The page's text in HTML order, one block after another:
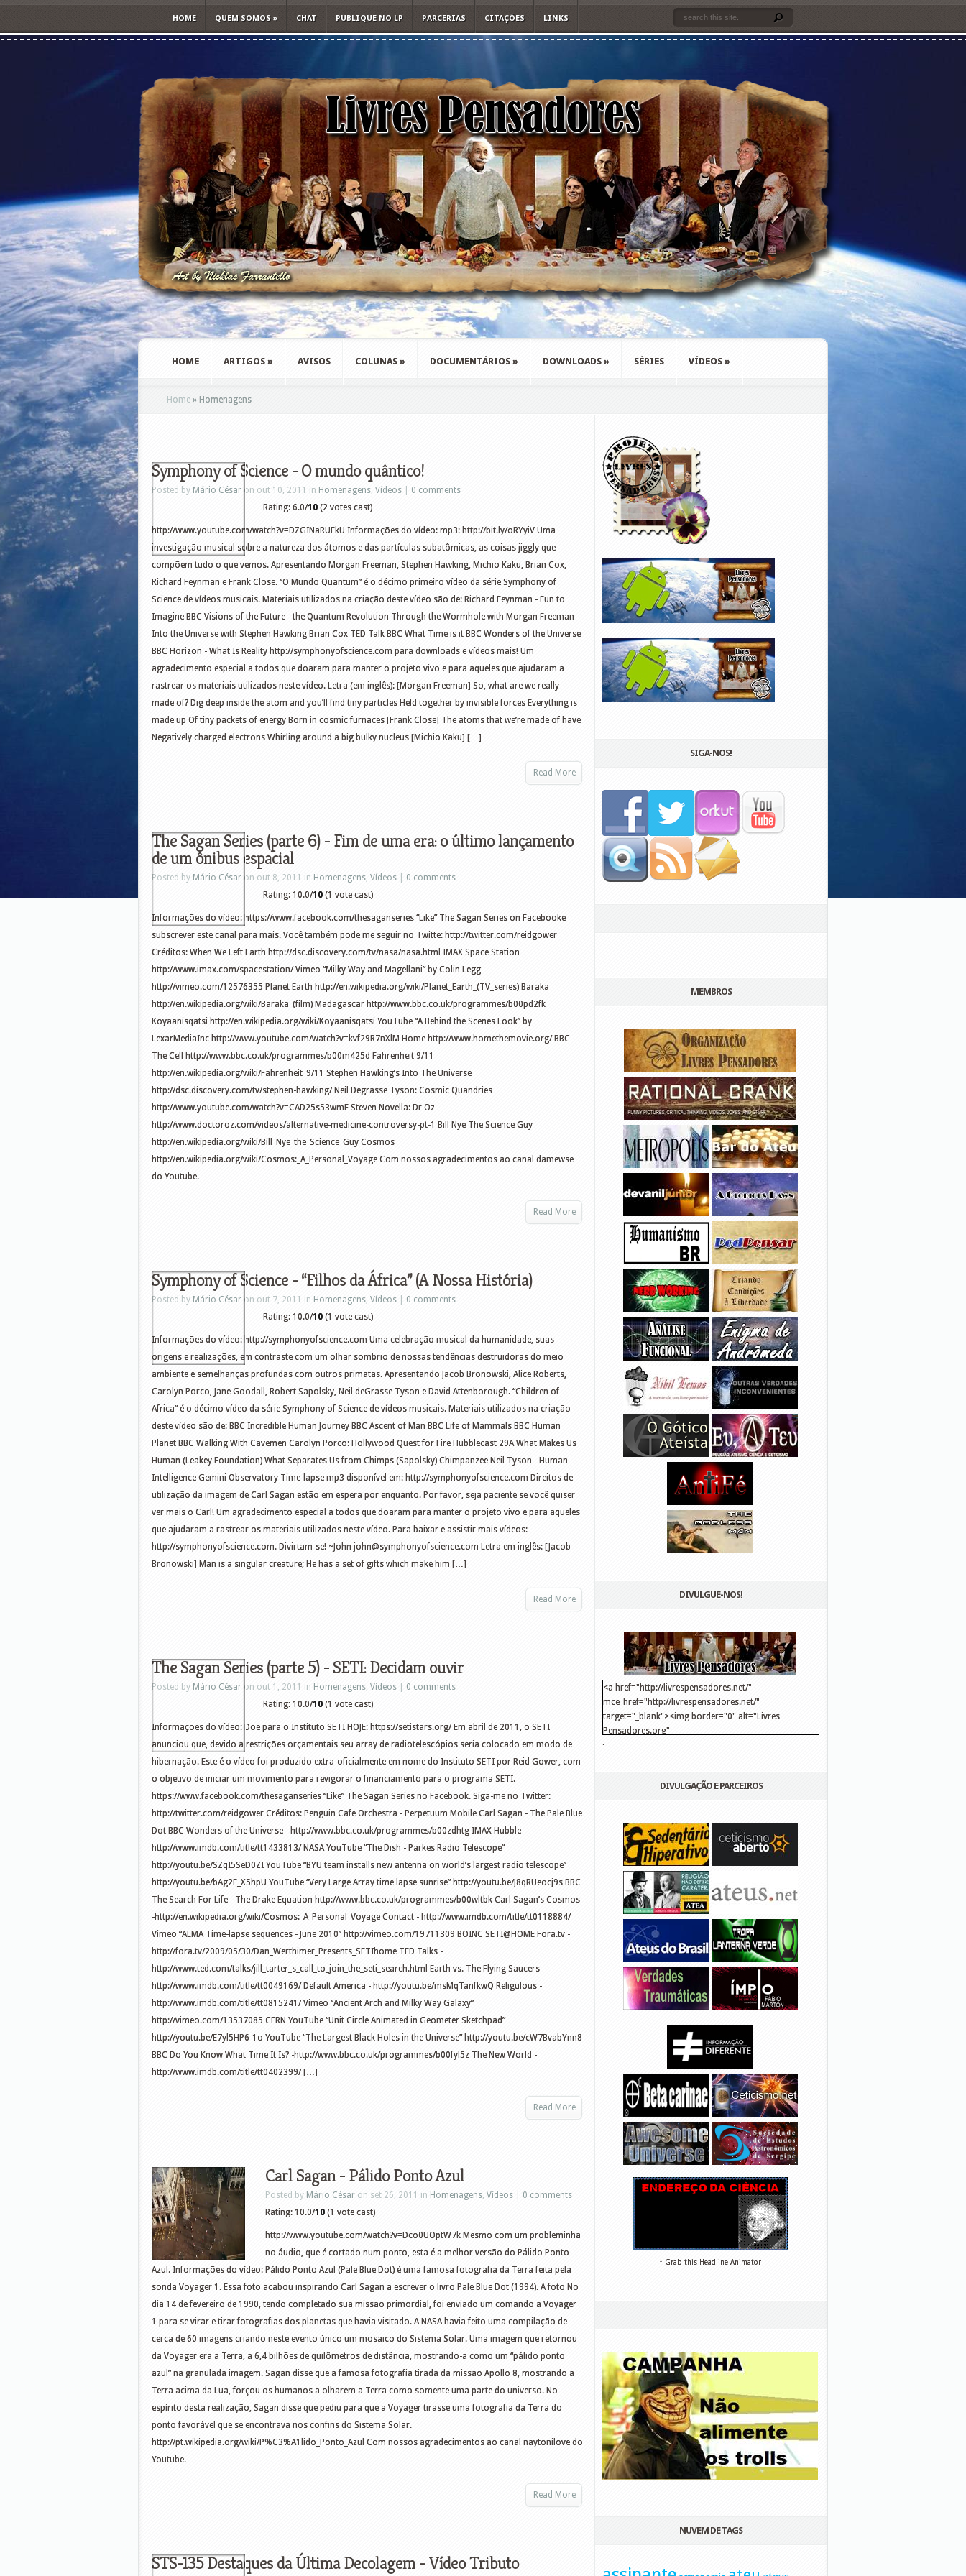
HOME QUEM SOMOS » CHAT PUBLIQUE NO LP PARCERIAS CITAÇÕES LINKS
HOME ARTIGOS » AVISOS COLUNAS » DOCUMENTÁRIOS » DOWNLOADS » SÉRIES VÍDEOS »
Home » Homenagens
Symphony of Science - O mundo quântico!
Posted by Mário César on out 10, 2011 in Homenagens, Vídeos
0 comments
Rating: 6.0/10 (2 votes cast)
http://www.youtube.com/watch?v=DZGINaRUEkU Informações do vídeo: mp3: http://bit.ly/oRYyiV Uma
investigação musical sobre a natureza dos átomos e das partículas subatômicas, as coisas jiggly que
compõem tudo o que vemos. Apresentando Morgan Freeman, Stephen Hawking, Michio Kaku, Brian Cox,
Richard Feynman e Frank Close. “O Mundo Quantum” é o décimo primeiro vídeo da série Symphony of
Science de vídeos musicais. Materiais utilizados na criação deste vídeo são de: Richard Feynman - Fun to
Imagine BBC Visions of the Future - the Quantum Revolution Through the Wormhole with Morgan Freeman
Into the Universe with Stephen Hawking Brian Cox TED Talk BBC What Time is it BBC Wonders of the Universe
BBC Horizon - What Is Reality http://symphonyofscience.com para downloads e vídeos mais! Um
agradecimento especial a todos que doaram para manter o projeto vivo e para aqueles que ajudaram a
rastrear os materiais utilizados neste vídeo. Letra (em inglês): [Morgan Freeman] So, what are we really
made of? Dig deep inside the atom and you’ll find tiny particles Held together by invisible forces Everything is
made up Of tiny packets of energy Born in cosmic furnaces [Frank Close] The atoms that we’re made of have
Negatively charged electrons Whirling around a big bulky nucleus [Michio Kaku] […]
Read More
The Sagan Series (parte 6) - Fim de uma era: o último lançamento
de um ônibus espacial
Posted by Mário César on out 8, 2011 in Homenagens, Vídeos
0 comments
Rating: 10.0/10 (1 vote cast)
Informações do vídeo: https://www.facebook.com/thesaganseries “Like” The Sagan Series on Facebooke
subscrever este canal para mais. Você também pode me seguir no Twitte: http://twitter.com/reidgower
Créditos: When We Left Earth http://dsc.discovery.com/tv/nasa/nasa.html IMAX Space Station
http://www.imax.com/spacestation/ Vimeo “Milky Way and Magellani” by Colin Legg
http://vimeo.com/12576355 Planet Earth http://en.wikipedia.org/wiki/Planet_Earth_(TV_series) Baraka
http://en.wikipedia.org/wiki/Baraka_(film) Madagascar http://www.bbc.co.uk/programmes/b00pd2fk
Koyaanisqatsi http://en.wikipedia.org/wiki/Koyaanisqatsi YouTube “A Behind the Scenes Look” by
LexarMediaInc http://www.youtube.com/watch?v=kvf29R7nXlM Home http://www.homethemovie.org/ BBC
The Cell http://www.bbc.co.uk/programmes/b00m425d Fahrenheit 9/11
http://en.wikipedia.org/wiki/Fahrenheit_9/11 Stephen Hawking’s Into The Universe
http://dsc.discovery.com/tv/stephen-hawking/ Neil Degrasse Tyson: Cosmic Quandries
http://www.youtube.com/watch?v=CAD25s53wmE Steven Novella: Dr Oz
http://www.doctoroz.com/videos/alternative-medicine-controversy-pt-1 Bill Nye The Science Guy
http://en.wikipedia.org/wiki/Bill_Nye_the_Science_Guy Cosmos
http://en.wikipedia.org/wiki/Cosmos:_A_Personal_Voyage Com nossos agradecimentos ao canal damewse
do Youtube.
Read More
Symphony of Science - “Filhos da África” (A Nossa História)
Posted by Mário César on out 7, 2011 in Homenagens, Vídeos
0 comments
Rating: 10.0/10 (1 vote cast)
Informações do vídeo: http://symphonyofscience.com Uma celebração musical da humanidade, suas
origens e realizações, em contraste com um olhar sombrio de nossas tendências destruidoras do meio
ambiente e semelhanças profundas com outros primatas. Apresentando Jacob Bronowski, Alice Roberts,
Carolyn Porco, Jane Goodall, Robert Sapolsky, Neil deGrasse Tyson e David Attenborough. “Children of
Africa” ​​é o décimo vídeo da série Symphony of Science de vídeos musicais. Materiais utilizados na criação
deste vídeo são de: BBC Incredible Human Journey BBC Ascent of Man BBC Life of Mammals BBC Human
Planet BBC Walking With Cavemen Carolyn Porco: Hollywood Quest for Fire Hubblecast 29A What Makes Us
Human (Leakey Foundation) What Separates Us from Chimps (Sapolsky) Chimpanzee Neil Tyson - Human
Intelligence Gemini Observatory Time-lapse mp3 disponível em: http://symphonyofscience.com Direitos de
utilização da imagem de Carl Sagan estão em espera por enquanto. Por favor, seja paciente se você quiser
ver mais o Carl! Um agradecimento especial a todos que doaram para manter o projeto vivo e para aqueles
que ajudaram a rastrear os materiais utilizados neste vídeo. Para baixar e assistir mais vídeos:
http://symphonyofscience.com. Divirtam-se! ~John john@symphonyofscience.com Letra em inglês: [Jacob
Bronowski] Man is a singular creature; He has a set of gifts which make him […]
Read More
The Sagan Series (parte 5) - SETI: Decidam ouvir
Posted by Mário César on out 1, 2011 in Homenagens, Vídeos
0 comments
Rating: 10.0/10 (1 vote cast)
Informações do vídeo: Doe para o Instituto SETI HOJE: https://setistars.org/ Em abril de 2011, o SETI
anunciou que, devido a restrições orçamentais seu array de radiotelescópios seria colocado em modo de
hibernação. Este é o vídeo foi produzido extra-oficialmente em nome do Instituto SETI por Reid Gower, com
o objetivo de iniciar um movimento para revigorar o financiamento para o programa SETI.
https://www.facebook.com/thesaganseries “Like” The Sagan Series no Facebook. Siga-me no Twitter:
http://twitter.com/reidgower Créditos: Penguin Cafe Orchestra - Perpetuum Mobile Carl Sagan - The Pale Blue
Dot BBC Wonders of the Universe - http://www.bbc.co.uk/programmes/b00zdhtg IMAX Hubble -
http://www.imdb.com/title/tt1433813/ NASA YouTube “The Dish - Parkes Radio Telescope”
http://youtu.be/SZqI5SeD0ZI YouTube “BYU team installs new antenna on world’s largest radio telescope”
http://youtu.be/bAg2E_X5hpU YouTube “Very Large Array time lapse sunrise” http://youtu.be/J8qRUeocj9s BBC
The Search For Life - The Drake Equation http://www.bbc.co.uk/programmes/b00wltbk Carl Sagan’s Cosmos
-http://en.wikipedia.org/wiki/Cosmos:_A_Personal_Voyage Contact - http://www.imdb.com/title/tt0118884/
Vimeo “ALMA Time-lapse sequences - June 2010” http://vimeo.com/19711309 BOINC SETI@HOME Fora.tv -
http://fora.tv/2009/05/30/Dan_Werthimer_Presents_SETIhome TED Talks -
http://www.ted.com/talks/jill_tarter_s_call_to_join_the_seti_search.html Earth vs. The Flying Saucers -
http://www.imdb.com/title/tt0049169/ Default America - http://youtu.be/msMqTanfkwQ Religulous -
http://www.imdb.com/title/tt0815241/ Vimeo “Ancient Arch and Milky Way Galaxy”
http://vimeo.com/13537085 CERN YouTube “Unit Circle Animated in Geometer Sketchpad”
http://youtu.be/E7yl5HP6-1o YouTube “The Largest Black Holes in the Universe” http://youtu.be/cW7BvabYnn8
BBC Do You Know What Time It Is? -http://www.bbc.co.uk/programmes/b00fyl5z The New World -
http://www.imdb.com/title/tt0402399/ […]
Read More
Carl Sagan - Pálido Ponto Azul
Posted by Mário César on set 26, 2011 in Homenagens, Vídeos
0 comments
Rating: 10.0/10 (1 vote cast)
http://www.youtube.com/watch?v=Dco0UOptW7k Mesmo com um probleminha
no áudio, que é cortado num ponto, esta é a melhor versão do Pálido Ponto
Azul. Informações do vídeo: Pálido Ponto Azul (Pale Blue Dot) é uma famosa fotografia da Terra feita pela
sonda Voyager 1. Essa foto acabou inspirando Carl Sagan a escrever o livro Pale Blue Dot (1994). A foto No
dia 14 de fevereiro de 1990, tendo completado sua missão primordial, foi enviado um comando a Voyager
1 para se virar e tirar fotografias dos planetas que havia visitado. A NASA havia feito uma compilação de
cerca de 60 imagens criando neste evento único um mosaico do Sistema Solar. Uma imagem que retornou
da Voyager era a Terra, a 6,4 bilhões de quilômetros de distância, mostrando-a como um “pálido ponto
azul” na granulada imagem. Sagan disse que a famosa fotografia tirada da missão Apollo 8, mostrando a
Terra acima da Lua, forçou os humanos a olharem a Terra como somente uma parte do universo. No
espírito desta realização, Sagan disse que pediu para que a Voyager tirasse uma fotografia da Terra do
ponto favorável que se encontrava nos confins do Sistema Solar.
http://pt.wikipedia.org/wiki/P%C3%A1lido_Ponto_Azul Com nossos agradecimentos ao canal naytonilove do
Youtube.
Read More
STS-135 Destaques da Última Decolagem - Vídeo Tributo
SIGA-NOS!
MEMBROS
DIVULGUE-NOS!
<a href="http://livrespensadores.net/"
mce_href="http://livrespensadores.net/"
target="_blank"><img border="0" alt="Livres
Pensadores.org"
src="http://lh6.ggpht.com/_25pDjsdjolQ/TNSgK1CylTI/AAAAAAAAAFk/u8d6kvYMhVc/
.
DIVULGAÇÃO E PARCEIROS
↑ Grab this Headline Animator
NUVEM DE TAGS